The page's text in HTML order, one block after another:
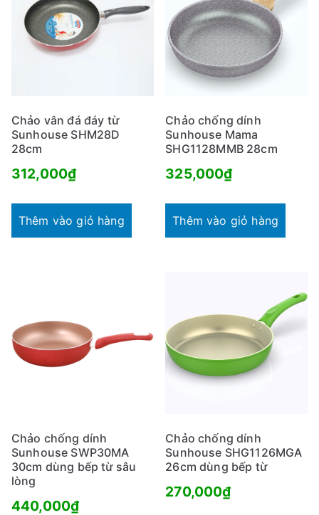
Chảo vân đá đáy từ
Sunhouse SHM28D
28cm
312,000₫
Thêm vào giỏ hàng
Chảo chống dính
Sunhouse Mama
SHG1128MMB 28cm
325,000₫
Thêm vào giỏ hàng
Chảo chống dính
Sunhouse SWP30MA
30cm dùng bếp từ sâu
lòng
440,000₫
Chảo chống dính
Sunhouse SHG1126MGA
26cm dùng bếp từ
270,000₫